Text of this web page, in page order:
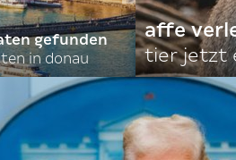
gefunden
in donau
affe
tier jetzt